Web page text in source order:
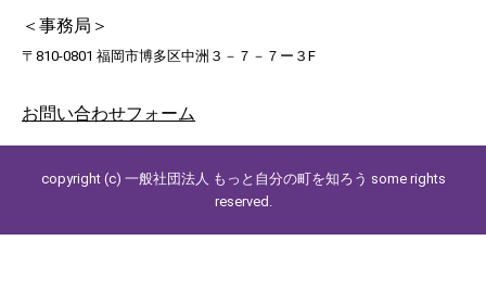
＜事務局＞
〒810-0801 福岡市博多区中洲３－７－７ー３F
お問い合わせフォーム
copyright (c) 一般社団法人 もっと自分の町を知ろう some rights
reserved.